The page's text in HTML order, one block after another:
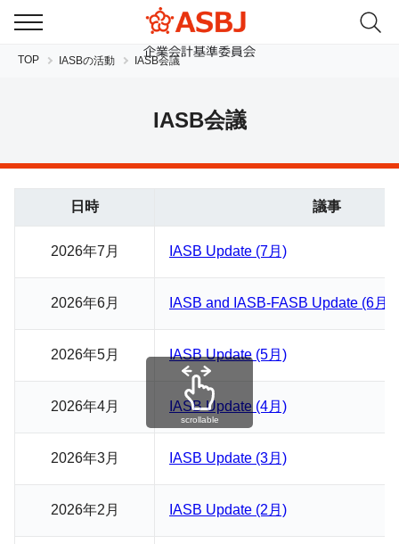
JPEN
TOP IASBの活動 IASB会議
IASB会議
日時 議事
2026年7月 IASB Update (7月)
2026年6月 IASB and IASB-FASB Update (6月)
2026年5月 IASB Update (5月)
2026年4月 IASB Update (4月)
2026年3月 IASB Update (3月)
2026年2月 IASB Update (2月)
scrollable